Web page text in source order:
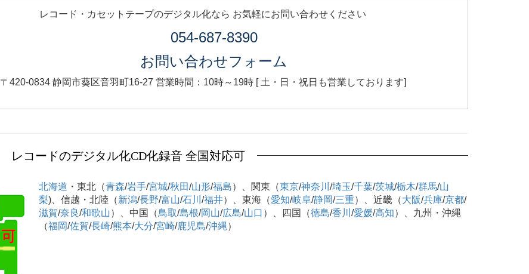
レコード・カセットテープのデジタル化なら お気軽にお問い合わせください
054-687-8390
お問い合わせフォーム
〒420-0834 静岡市葵区音羽町16-27 営業時間：10時～19時 [ 土・日・祝日も営業しております]
レコードのデジタル化CD化録音 全国対応可
北海道 ・東北（青森/岩手/宮城/秋田/山形/福島）、関東（東京/神奈川 /埼玉/千葉/茨城/栃木/群馬/山
梨)、信越・北陸（新潟/長野/富山/石川 /福井）、東海（愛知/岐阜/静岡/三重）、近畿（大阪/兵庫/京都/
滋賀/奈良/和歌山）、中国（鳥取/島根/岡山/広島/山口 ）、四国（徳島/香川 /愛媛/高知）、九州・沖縄
（福岡/佐賀/長崎/熊本/大分/宮崎/鹿児島/沖縄）